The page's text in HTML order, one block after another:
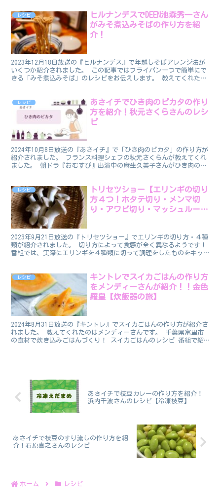
レシピ
ヒルナンデスでDEEN池森秀一さん
がみそ煮込みそばの作り方を紹
介！
2023年12月18日放送の『ヒルナンデス』で年越しそばアレンジ法が
いくつか紹介されました。 この記事ではフライパン一つで簡単にで
きる「みそ煮込みそば」のレシピをお伝えします。 教えてくれたの
レシピ
あさイチでひき肉のピカタの作り
方を紹介！秋元さくらさんのレシ
ピ
2024年10月8日放送の『あさイチ』で「ひき肉のピカタ」の作り方が
紹介されました。 フランス料理シェフの秋元さくらんが教えてくれ
ました。 朝ドラ『おむすび』出演中の麻生久美子さんがひき肉のピ
レシピ
トリセツショー【エリンギの切り
方４つ！ホタテ切り・メンマ切
り・アワビ切り・マッシュルーム
2023年9月21日放送の『トリセツショー』でエリンギの切り方・４種
類が紹介されました。 切り方によって食感が全く異なるようです！
番組では、実際にエリンギを４種類に切って調理をしたものをキッチ
レシピ
キントレでスイカごはんの作り方
をメンディーさんが紹介！！金色
羅皇【炊飯器の旅】
2024年8月31日放送の『キントレ』でスイカごはんの作り方が紹介さ
れました。 教えてくれたのはメンディーさんです。 千葉県富里市
の食材で炊き込みごはんづくり！ スイカごはんのレシピ 番組で紹
あさイチで枝豆カレーの作り方を紹介！
浜内千波さんのレシピ【冷凍枝豆】
あさイチで枝豆のすり流しの作り方を紹
介！石原喜之さんのレシピ
ホーム レシピ